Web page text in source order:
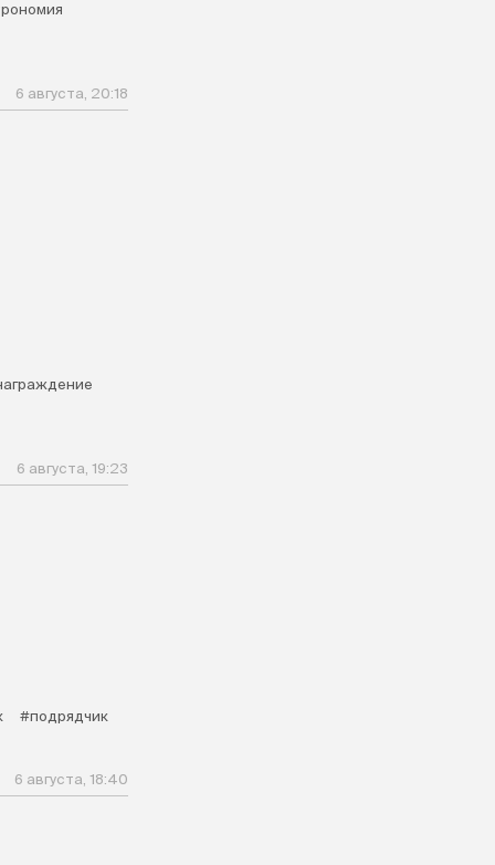
6 августа, 20:18
6 августа, 19:23
#подрядчик
6 августа, 18:40